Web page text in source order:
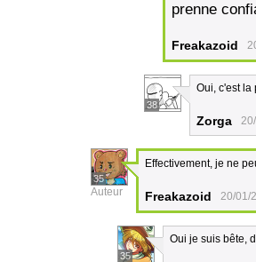
prenne
Freakazoid
38
Oui, c'est la
Zorga
35
Auteur
Effectivement, je ne
Freakazoid 20/01/
35
Oui je suis bête,